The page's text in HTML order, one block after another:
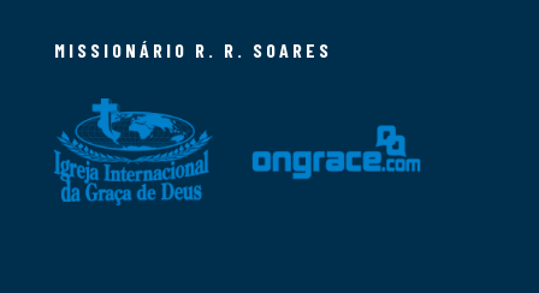
MISSIONÁRIO R. R. SOARES